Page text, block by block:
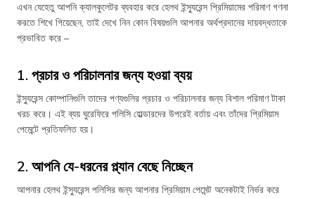
এখন যেহেতু আপনি ক্যালকুলেটর ব্যবহার করে হেলথ ইন্স্যুরেন্স প্রিমিয়ামের পরিমাণ গণনা
করতে শিখে গিয়েছেন, তাই দেখে নিন কোন বিষয়গুলি আপনার অর্থপ্রদানের দায়বদ্ধতাকে
প্রভাবিত করে –
1. প্রচার ও পরিচালনার জন্য হওয়া ব্যয়
ইন্স্যুরেন্স কোম্পানিগুলি তাদের পণ্যগুলির প্রচার ও পরিচালনার জন্য বিশাল পরিমাণ টাকা
খরচ করে। এই ব্যয় ঘুরেফিরে পলিসি হোল্ডারদের উপরেই বর্তায় এবং তাঁদের প্রিমিয়াম
পেমেন্টে প্রতিফলিত হয়।
2. আপনি যে-ধরনের প্ল্যান বেছে নিচ্ছেন
আপনার হেলথ ইন্স্যুরেন্স পলিসির জন্য আপনার প্রিমিয়াম পেমেন্ট অনেকটাই নির্ভর করে